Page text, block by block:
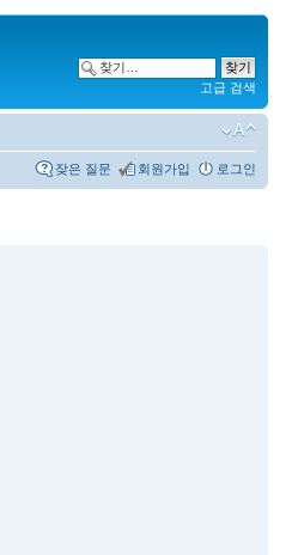
고급 검색
잦은 질문 회원가입 로그인